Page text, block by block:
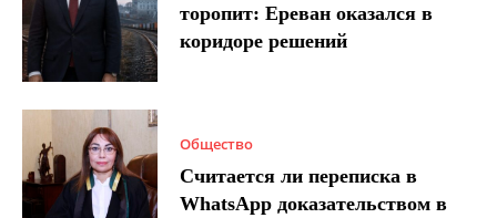
торопит: Ереван оказался в
коридоре решений
Общество
Считается ли переписка в
WhatsApp доказательством в